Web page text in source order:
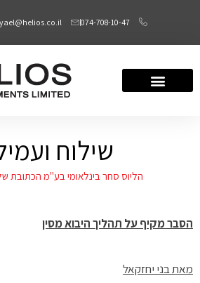
074-708-10-47
yael@helios.co.il
שילוח
הליוס סחר בינלאומי בע"מ הכתובת
הסבר מקיף על תהליך היבוא מסין
מאת בני יחזקאל